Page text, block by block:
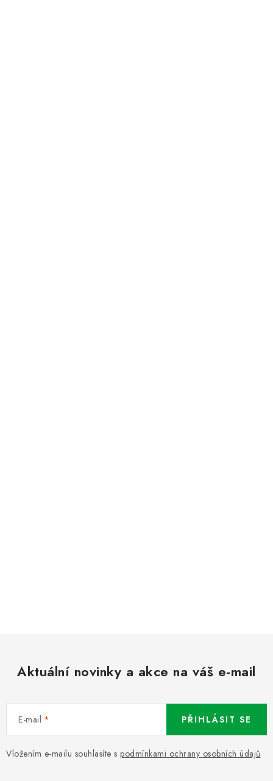
Aktuální novinky a akce na váš e-mail
E-mail
Vložením e-mailu souhlasíte s podmínkami ochrany osobních údajů
PŘIHLÁSIT SE